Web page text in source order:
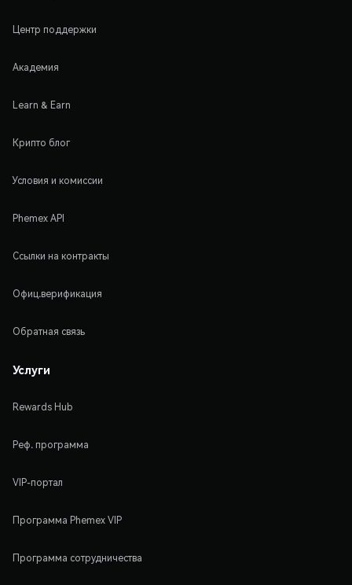
Центр поддержки
Академия
Learn & Earn
Крипто блог
Условия и комиссии
Phemex API
Ссылки на контракты
Офиц.верификация
Обратная связь
Услуги
Rewards Hub
Реф. программа
VIP-портал
Программа Phemex VIP
Программа сотрудничества